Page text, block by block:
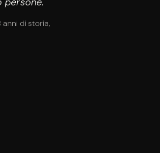
anni di storia,